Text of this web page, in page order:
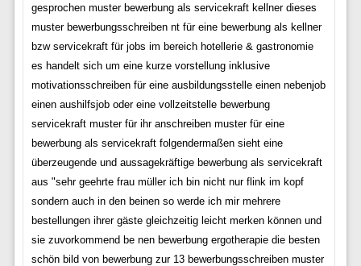
gesprochen muster bewerbung als servicekraft kellner dieses
muster bewerbungsschreiben nt für eine bewerbung als kellner
bzw servicekraft für jobs im bereich hotellerie & gastronomie
es handelt sich um eine kurze vorstellung inklusive
motivationsschreiben für eine ausbildungsstelle einen nebenjob
einen aushilfsjob oder eine vollzeitstelle bewerbung
servicekraft muster für ihr anschreiben muster für eine
bewerbung als servicekraft folgendermaßen sieht eine
überzeugende und aussagekräftige bewerbung als servicekraft
aus "sehr geehrte frau müller ich bin nicht nur flink im kopf
sondern auch in den beinen so werde ich mir mehrere
bestellungen ihrer gäste gleichzeitig leicht merken können und
sie zuvorkommend be nen bewerbung ergotherapie die besten
schön bild von bewerbung zur 13 bewerbungsschreiben muster